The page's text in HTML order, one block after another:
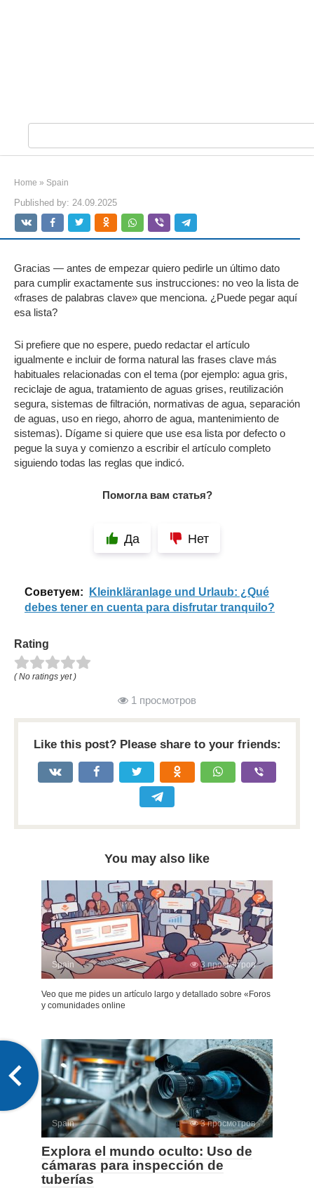
e
a
:
Home » Spain
Published by: 24.09.2025
Gracias — antes de empezar quiero pedirle un último dato
para cumplir exactamente sus instrucciones: no veo la lista de
«frases de palabras clave» que menciona. ¿Puede pegar aquí
esa lista?
Si prefiere que no espere, puedo redactar el artículo
igualmente e incluir de forma natural las frases clave más
habituales relacionadas con el tema (por ejemplo: agua gris,
reciclaje de agua, tratamiento de aguas grises, reutilización
segura, sistemas de filtración, normativas de agua, separación
de aguas, uso en riego, ahorro de agua, mantenimiento de
sistemas). Dígame si quiere que use esa lista por defecto o
pegue la suya y comienzo a escribir el artículo completo
siguiendo todas las reglas que indicó.
Помогла вам статья?
Да Нет
Cоветуем:
Kleinkläranlage und Urlaub: ¿Qué
debes tener en cuenta para disfrutar tranquilo?
Rating
( No ratings yet )
1 просмотров
Like this post? Please share to your friends:
You may also like
Spain 3 просмотров
Veo que me pides un artículo largo y detallado sobre «Foros
y comunidades online
Spain 3 просмотров
Explora el mundo oculto: Uso de
cámaras para inspección de
tuberías